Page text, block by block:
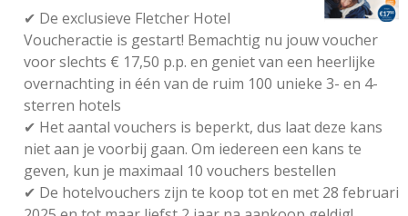
✔ De exclusieve Fletcher Hotel
Voucheractie is gestart! Bemachtig nu jouw voucher
voor slechts € 17,50 p.p. en geniet van een heerlijke
overnachting in één van de ruim 100 unieke 3- en 4-
sterren hotels
✔ Het aantal vouchers is beperkt, dus laat deze kans
niet aan je voorbij gaan. Om iedereen een kans te
geven, kun je maximaal 10 vouchers bestellen
✔ De hotelvouchers zijn te koop tot en met 28 februari